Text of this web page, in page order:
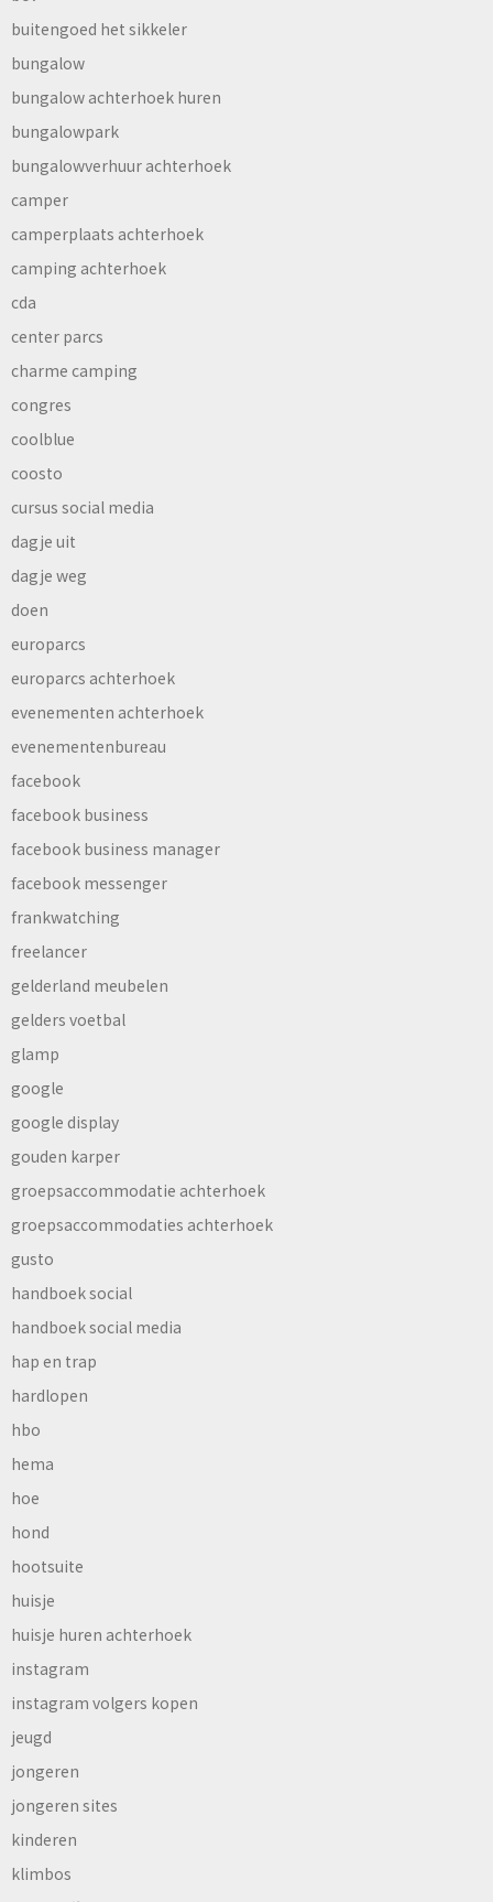
buitengoed het sikkeler
bungalow
bungalow achterhoek huren
bungalowpark
bungalowverhuur achterhoek
camper
camperplaats achterhoek
camping achterhoek
cda
center parcs
charme camping
congres
coolblue
coosto
cursus social media
dagje uit
dagje weg
doen
europarcs
europarcs achterhoek
evenementen achterhoek
evenementenbureau
facebook
facebook business
facebook business manager
facebook messenger
frankwatching
freelancer
gelderland meubelen
gelders voetbal
glamp
google
google display
gouden karper
groepsaccommodatie achterhoek
groepsaccommodaties achterhoek
gusto
handboek social
handboek social media
hap en trap
hardlopen
hbo
hema
hoe
hond
hootsuite
huisje
huisje huren achterhoek
instagram
instagram volgers kopen
jeugd
jongeren
jongeren sites
kinderen
klimbos